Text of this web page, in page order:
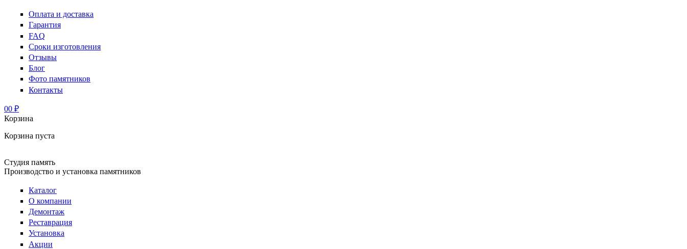
Оплата и доставка
Гарантия
FAQ
Сроки изготовления
Отзывы
Блог
Фото памятников
Контакты
00 ₽
Корзина
Корзина пуста
Студия память
Производство и установка памятников
Каталог
О компании
Демонтаж
Реставрация
Установка
Акции